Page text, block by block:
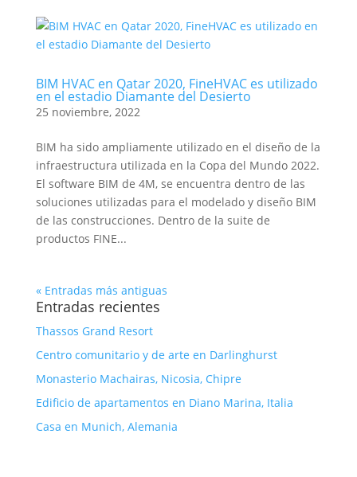
BIM HVAC en Qatar 2020, FineHVAC es utilizado
en el estadio Diamante del Desierto
25 noviembre, 2022
BIM ha sido ampliamente utilizado en el diseño de la
infraestructura utilizada en la Copa del Mundo 2022.
El software BIM de 4M, se encuentra dentro de las
soluciones utilizadas para el modelado y diseño BIM
de las construcciones. Dentro de la suite de
productos FINE...
« Entradas más antiguas
Entradas recientes
Thassos Grand Resort
Centro comunitario y de arte en Darlinghurst
Monasterio Machairas, Nicosia, Chipre
Edificio de apartamentos en Diano Marina, Italia
Casa en Munich, Alemania